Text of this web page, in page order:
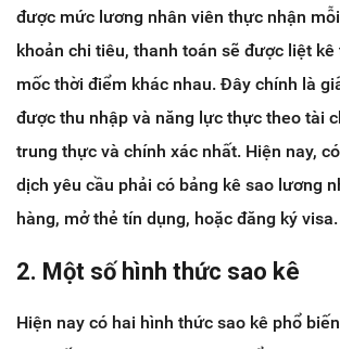
được mức lương nhân viên thực nhận
khoản chi tiêu, thanh toán sẽ được liệt
mốc thời điểm khác nhau. Đây chính là
được thu nhập và năng lực thực theo tài
trung thực và chính xác nhất. Hiện nay,
dịch yêu cầu phải có bảng kê sao lương
hàng, mở thẻ tín dụng, hoặc đăng ký visa.
2. Một số hình thức sao kê
Hiện nay có hai hình thức sao kê phổ